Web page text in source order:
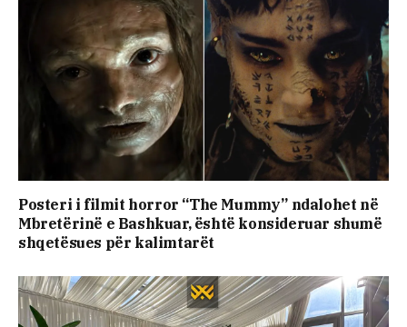
Posteri i filmit horror “The Mummy” ndalohet në
Mbretërinë e Bashkuar, është konsideruar shumë
shqetësues për kalimtarët